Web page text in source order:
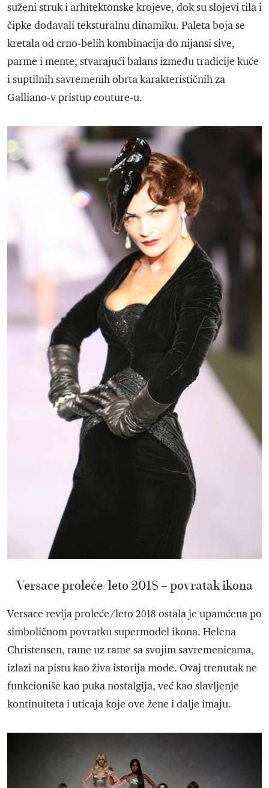
suženi struk i arhitektonske krojeve, dok su slojevi tila i
čipke dodavali teksturalnu dinamiku. Paleta boja se
kretala od crno‑belih kombinacija do nijansi sive,
parme i mente, stvarajući balans između tradicije kuće
i suptilnih savremenih obrta karakterističnih za
Galliano‑v pristup couture‑u.
Versace proleće/leto 2018 – povratak ikona
Versace revija proleće/leto 2018 ostala je upamćena po
simboličnom povratku supermodel ikona. Helena
Christensen, rame uz rame sa svojim savremenicama,
izlazi na pistu kao živa istorija mode. Ovaj trenutak ne
funkcioniše kao puka nostalgija, već kao slavljenje
kontinuiteta i uticaja koje ove žene i dalje imaju.